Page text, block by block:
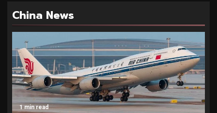
China News
1 min read